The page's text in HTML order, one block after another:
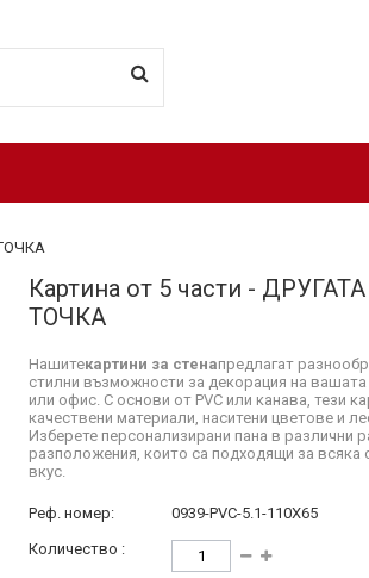
Картина от 5 части -
ТОЧКА
Нашитекартини за стенапредлагат
стилни възможности за декорация на
или офис. С основи от PVC или канава, тези
качествени материали, наситени цветове и
Изберете персонализирани пана в различни
разположения, които са подходящи за всяка
вкус.
Реф. номер:
0939-PVC-5.1-110X65
Количество :